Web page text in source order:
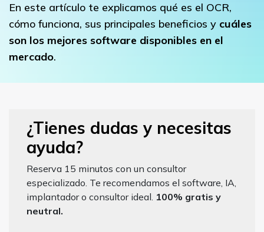
En este artículo te explicamos qué es el OCR,
cómo funciona, sus principales beneficios y cuáles
son los mejores software disponibles en el
mercado.
¿Tienes dudas y necesitas
ayuda?
Reserva 15 minutos con un consultor
especializado. Te recomendamos el software, IA,
implantador o consultor ideal. 100% gratis y
neutral.